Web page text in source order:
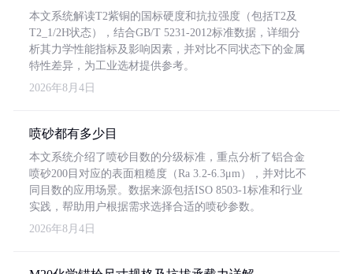
本文系统解读T2紫铜的国标硬度和抗拉强度（包括T2及
T2_1/2H状态），结合GB/T 5231-2012标准数据，详细分
析其力学性能指标及影响因素，并对比不同状态下的金属
特性差异，为工业选材提供参考。
2026年8月4日
喷砂都有多少目
本文系统介绍了喷砂目数的分级标准，重点分析了铝合金
喷砂200目对应的表面粗糙度（Ra 3.2-6.3μm），并对比不
同目数的应用场景。数据来源包括ISO 8503-1标准和行业
实践，帮助用户根据需求选择合适的喷砂参数。
2026年8月4日